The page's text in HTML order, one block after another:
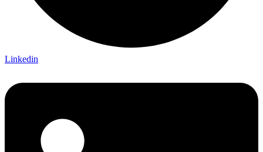
Linkedin